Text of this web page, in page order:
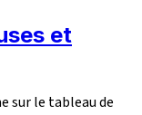
et
sur le tableau de